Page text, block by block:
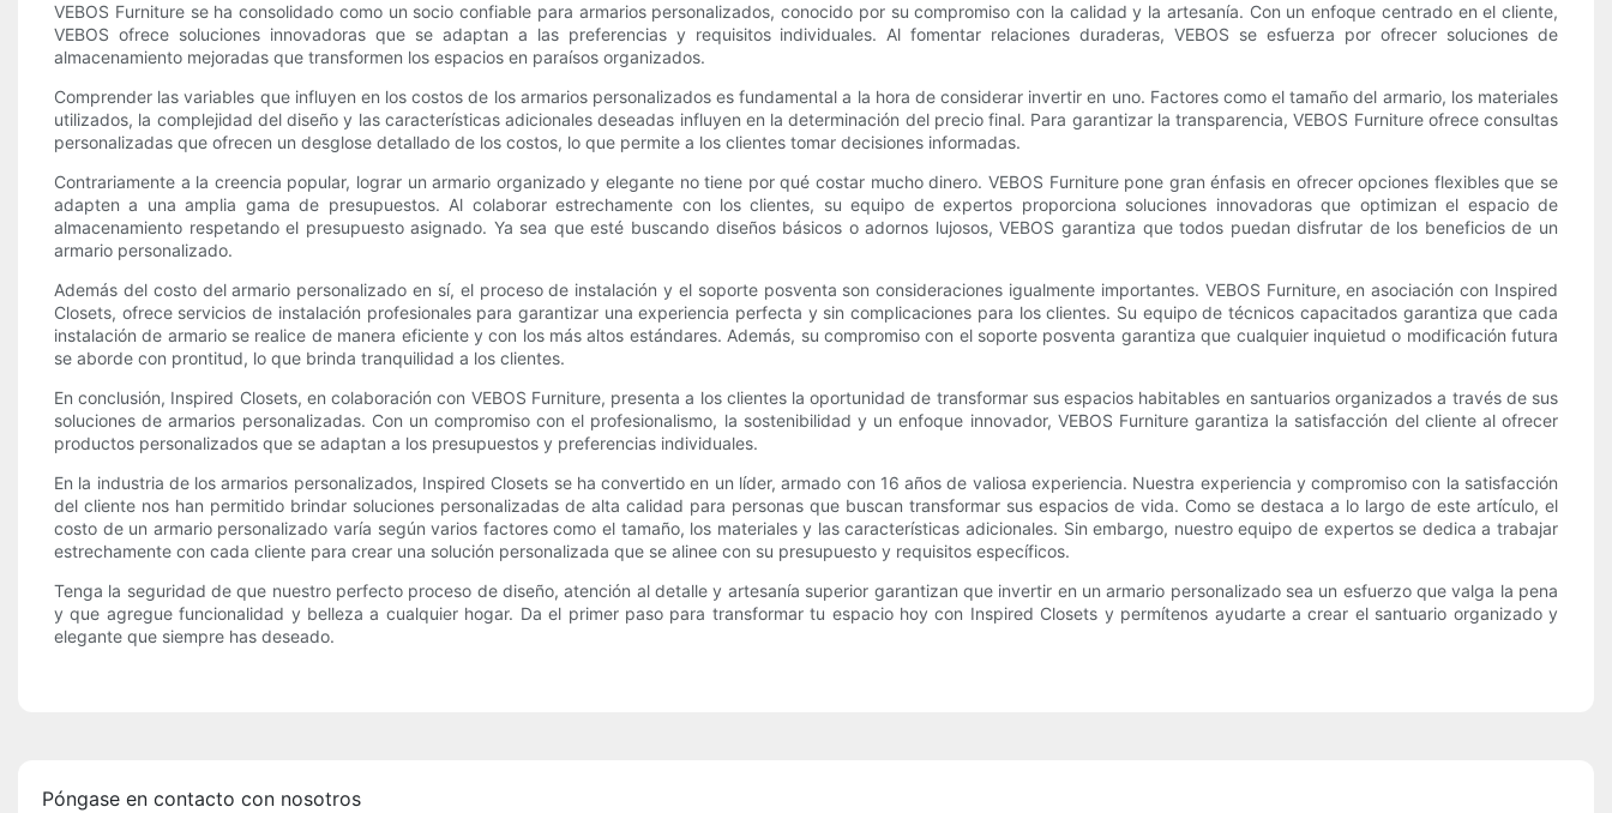
VEBOS Furniture se ha consolidado como un socio confiable para armarios personalizados, conocido por su compromiso con la calidad y la artesanía. Con un enfoque centrado en el cliente,
VEBOS ofrece soluciones innovadoras que se adaptan a las preferencias y requisitos individuales. Al fomentar relaciones duraderas, VEBOS se esfuerza por ofrecer soluciones de
almacenamiento mejoradas que transformen los espacios en paraísos organizados.
Comprender las variables que influyen en los costos de los armarios personalizados es fundamental a la hora de considerar invertir en uno. Factores como el tamaño del armario, los materiales
utilizados, la complejidad del diseño y las características adicionales deseadas influyen en la determinación del precio final. Para garantizar la transparencia, VEBOS Furniture ofrece consultas
personalizadas que ofrecen un desglose detallado de los costos, lo que permite a los clientes tomar decisiones informadas.
Contrariamente a la creencia popular, lograr un armario organizado y elegante no tiene por qué costar mucho dinero. VEBOS Furniture pone gran énfasis en ofrecer opciones flexibles que se
adapten a una amplia gama de presupuestos. Al colaborar estrechamente con los clientes, su equipo de expertos proporciona soluciones innovadoras que optimizan el espacio de
almacenamiento respetando el presupuesto asignado. Ya sea que esté buscando diseños básicos o adornos lujosos, VEBOS garantiza que todos puedan disfrutar de los beneficios de un
armario personalizado.
Además del costo del armario personalizado en sí, el proceso de instalación y el soporte posventa son consideraciones igualmente importantes. VEBOS Furniture, en asociación con Inspired
Closets, ofrece servicios de instalación profesionales para garantizar una experiencia perfecta y sin complicaciones para los clientes. Su equipo de técnicos capacitados garantiza que cada
instalación de armario se realice de manera eficiente y con los más altos estándares. Además, su compromiso con el soporte posventa garantiza que cualquier inquietud o modificación futura
se aborde con prontitud, lo que brinda tranquilidad a los clientes.
En conclusión, Inspired Closets, en colaboración con VEBOS Furniture, presenta a los clientes la oportunidad de transformar sus espacios habitables en santuarios organizados a través de sus
soluciones de armarios personalizadas. Con un compromiso con el profesionalismo, la sostenibilidad y un enfoque innovador, VEBOS Furniture garantiza la satisfacción del cliente al ofrecer
productos personalizados que se adaptan a los presupuestos y preferencias individuales.
En la industria de los armarios personalizados, Inspired Closets se ha convertido en un líder, armado con 16 años de valiosa experiencia. Nuestra experiencia y compromiso con la satisfacción
del cliente nos han permitido brindar soluciones personalizadas de alta calidad para personas que buscan transformar sus espacios de vida. Como se destaca a lo largo de este artículo, el
costo de un armario personalizado varía según varios factores como el tamaño, los materiales y las características adicionales. Sin embargo, nuestro equipo de expertos se dedica a trabajar
estrechamente con cada cliente para crear una solución personalizada que se alinee con su presupuesto y requisitos específicos.
Tenga la seguridad de que nuestro perfecto proceso de diseño, atención al detalle y artesanía superior garantizan que invertir en un armario personalizado sea un esfuerzo que valga la pena
y que agregue funcionalidad y belleza a cualquier hogar. Da el primer paso para transformar tu espacio hoy con Inspired Closets y permítenos ayudarte a crear el santuario organizado y
elegante que siempre has deseado.
Póngase en contacto con nosotros